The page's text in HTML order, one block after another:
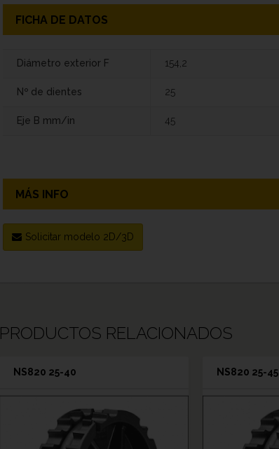
FICHA DE DATOS
Diámetro exterior F 154,2
Nº de dientes 25
Eje B mm/in 45
MÁS INFO
Solicitar modelo 2D/3D
PRODUCTOS RELACIONADOS
NS820 25-40 NS820 25-45